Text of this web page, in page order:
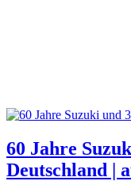
60 Jahre
Deutschland |